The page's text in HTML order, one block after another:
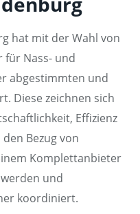
hat mit der Wahl von
für Nass- und
abgestimmten und
Diese zeichnen sich
Effizienz
Bezug von
Komplettanbieter
und
koordiniert.